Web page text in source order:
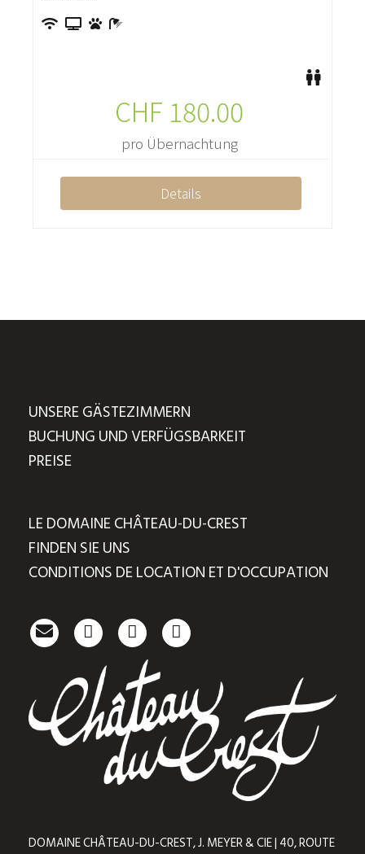
CHF 180.00
pro Übernachtung
Details
UNSERE GÄSTEZIMMERN
BUCHUNG UND VERFÜGSBARKEIT
PREISE
LE DOMAINE CHÂTEAU-DU-CREST
FINDEN SIE UNS
CONDITIONS DE LOCATION ET D'OCCUPATION
DOMAINE CHÂTEAU-DU-CREST, J. MEYER & CIE | 40, ROUTE